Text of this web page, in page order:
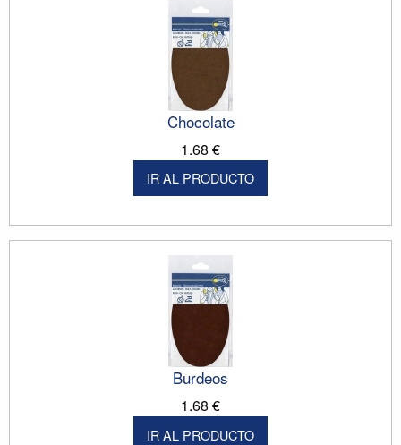
Chocolate
1.68 €
IR AL PRODUCTO
Burdeos
1.68 €
IR AL PRODUCTO